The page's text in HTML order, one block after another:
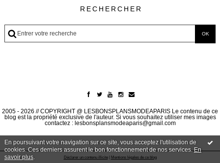
En poursuivant votre navigation sur ce site, vous acceptez l'utilisation de
cookies. Ces derniers assurent le bon fonctionnement de nos services.En
savoir plus.
RECHERCHER
2005 - 2026 // COPYRIGHT @ LESBONSPLANSMODEAPARIS Le contenu de ce
blog est la propriété exclusive de l'auteur. Si vous souhaitez utiliser mes images
contactez : lesbonsplansmodeaparis@gmail.com
Déclarer un contenu illicite| Mentions légales de ce blog